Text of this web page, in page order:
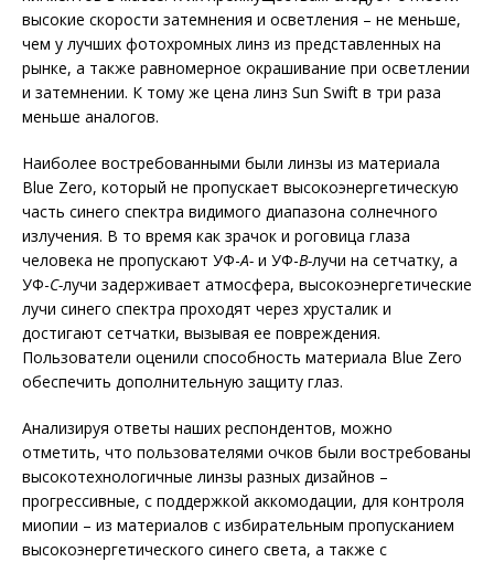
высокие скорости затемнения и осветления – не меньше,
чем у лучших фотохромных линз из представленных на
рынке, а также равномерное окрашивание при осветлении
и затемнении. К тому же цена линз Sun Swift в три раза
меньше аналогов.
Наиболее востребованными были линзы из материала
Blue Zero, который не пропускает высокоэнергетическую
часть синего спектра видимого диапазона солнечного
излучения. В то время как зрачок и роговица глаза
человека не пропускают УФ-А- и УФ-В-лучи на сетчатку, а
УФ-С-лучи задерживает атмосфера, высокоэнергетические
лучи синего спектра проходят через хрусталик и
достигают сетчатки, вызывая ее повреждения.
Пользователи оценили способность материала Blue Zero
обеспечить дополнительную защиту глаз.
Анализируя ответы наших респондентов, можно
отметить, что пользователями очков были востребованы
высокотехнологичные линзы разных дизайнов –
прогрессивные, с поддержкой аккомодации, для контроля
миопии – из материалов с избирательным пропусканием
высокоэнергетического синего света, а также с